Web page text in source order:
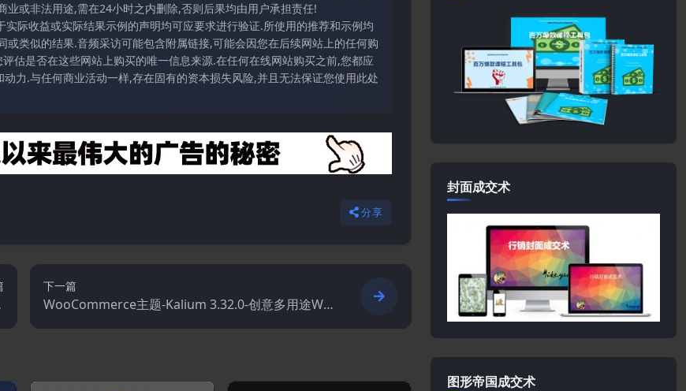
或非法用途,需在24小时之内删除,否则后果均由用户承担责任!
际收益或实际结果示例的声明均可应要求进行验证.所使用的推荐和示例均
类似的结果.音频采访可能包含附属链接,可能会因您在后续网站上的任何购
估是否在这些网站上购买的唯一信息来源.在任何在线网站购买之前,您都应
力.与任何商业活动一样,存在固有的资本损失风险,并且无法保证您使用此处
分享
下一篇
WooCommerce主题-Kalium 3.32.0-创意多用途Wo
rdPress和WooCommerce主题
封面成交术
图形帝国成交术